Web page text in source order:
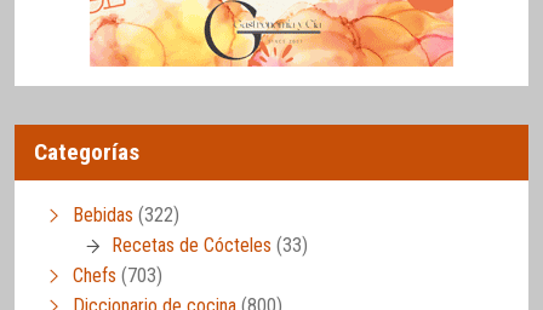
Categorías
Bebidas (322)
Recetas de Cócteles (33)
Chefs (703)